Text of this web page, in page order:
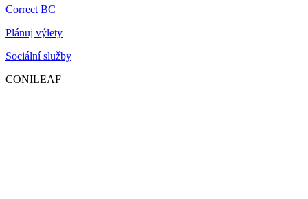
Correct BC
Plánuj výlety
Sociální služby
CONILEAF